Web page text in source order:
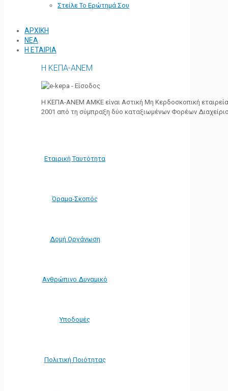
Στείλε Το Ερώτημά Σου
ΑΡΧΙΚΗ
ΝΕΑ
Η ΕΤΑΙΡΙΑ
Η ΚΕΠΑ-ΑΝΕΜ
Η ΚΕΠΑ-ΑΝΕΜ ΑΜΚΕ είναι Αστική Μη Κερδοσκοπική
2001 από τη σύμπραξη δύο καταξιωμένων Φορέων
Εταιρική Ταυτότητα
Όραμα-Σκοπός
Δομή Οργάνωση
Ανθρώπινο Δυναμικό
Υποδομές
Πολιτική Ποιότητας